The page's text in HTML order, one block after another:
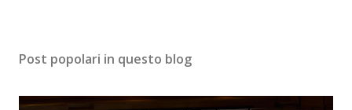
Post popolari in questo blog